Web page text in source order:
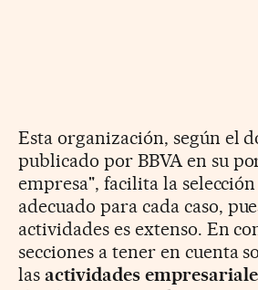
Esta organización, según el
publicado por BBVA en su
empresa", facilita la
adecuado para cada caso,
actividades es extenso. En
secciones a tener en cuenta
las actividades